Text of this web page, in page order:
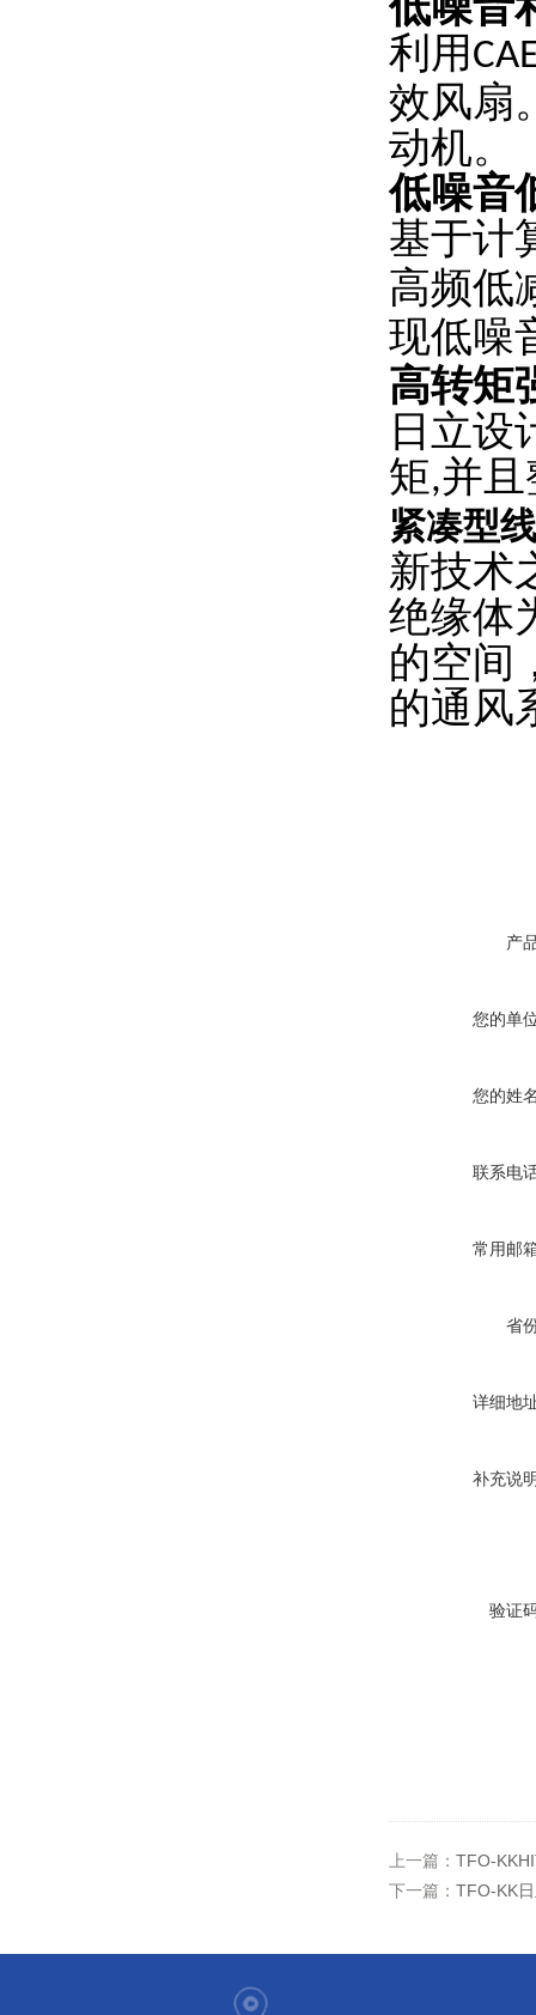
利用
效风扇
动机。
低噪音
基于计
高频低
现低噪
高转矩
日立设
矩,并
紧凑型
新技术
绝缘体
的空间
的通风
产
您的单
您的姓
联系电
常用邮
省
详细地
补充说
验证
上一篇： TFO-
下一篇： TFO-KK